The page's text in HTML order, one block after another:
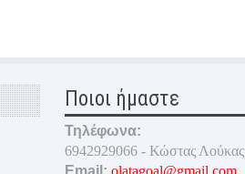
Ποιοι ήμαστε
Τηλέφωνα:
6942929066 - Κώστας Λούκας